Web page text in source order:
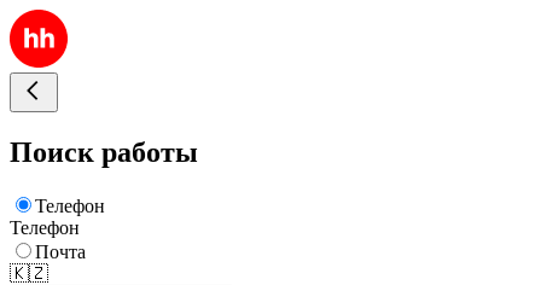
Поиск работы
Телефон
Телефон
Почта
🇰🇿